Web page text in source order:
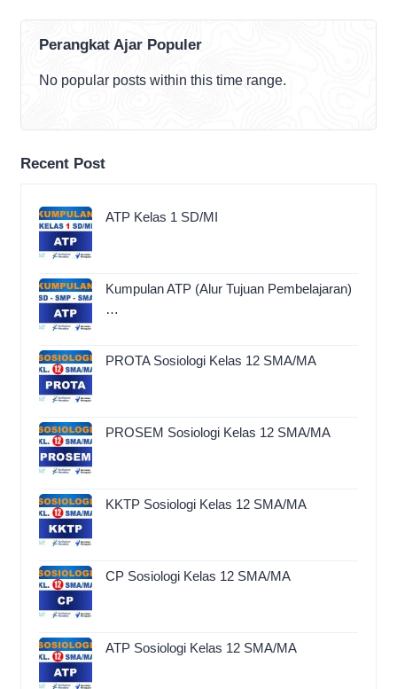
Perangkat Ajar Populer
No popular posts within this time range.
Recent Post
ATP Kelas 1 SD/MI
Kumpulan ATP (Alur Tujuan Pembelajaran)
…
PROTA Sosiologi Kelas 12 SMA/MA
PROSEM Sosiologi Kelas 12 SMA/MA
KKTP Sosiologi Kelas 12 SMA/MA
CP Sosiologi Kelas 12 SMA/MA
ATP Sosiologi Kelas 12 SMA/MA